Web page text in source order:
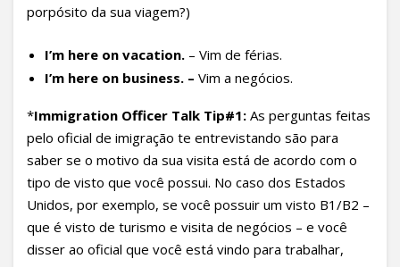
porpósito da sua viagem?)
I’m here on vacation. – Vim de férias.
I’m here on business. – Vim a negócios.
*Immigration Officer Talk Tip#1: As perguntas feitas
pelo oficial de imigração te entrevistando são para
saber se o motivo da sua visita está de acordo com o
tipo de visto que você possui. No caso dos Estados
Unidos, por exemplo, se você possuir um visto B1/B2 –
que é visto de turismo e visita de negócios – e você
disser ao oficial que você está vindo para trabalhar,